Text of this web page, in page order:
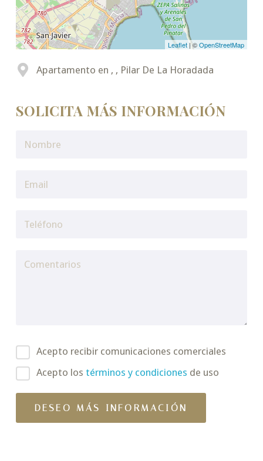
Leaflet | ©OpenStreetMap
Apartamento en , , Pilar De La Horadada
SOLICITA MÁS INFORMACIÓN
Acepto recibir comunicaciones comerciales
Acepto los términos y condiciones de uso